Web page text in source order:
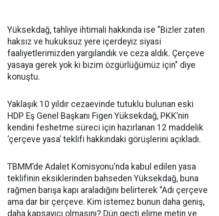
Yüksekdağ, tahliye ihtimali hakkında ise "Bizler zaten
haksız ve hukuksuz yere içerdeyiz siyasi
faaliyetlerimizden yargılandık ve ceza aldık. Çerçeve
yasaya gerek yok ki bizim özgürlüğümüz için" diye
konuştu.
Yaklaşık 10 yıldır cezaevinde tutuklu bulunan eski
HDP Eş Genel Başkanı Figen Yüksekdağ, PKK’nin
kendini feshetme süreci için hazırlanan 12 maddelik
‘çerçeve yasa’ teklifi hakkındaki görüşlerini açıkladı.
TBMM’de Adalet Komisyonu’nda kabul edilen yasa
teklifinin eksiklerinden bahseden Yüksekdağ, buna
rağmen barışa kapı araladığını belirterek “Adı çerçeve
ama dar bir çerçeve. Kim istemez bunun daha geniş,
daha kapsayıcı olmasını? Dün geçti elime metin ve